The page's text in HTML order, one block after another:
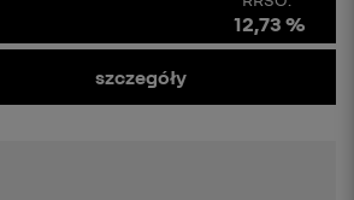
12,73 %
szczegóły